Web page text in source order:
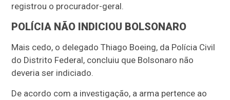
registrou o procurador-geral.
POLÍCIA NÃO INDICIOU BOLSONARO
Mais cedo, o delegado Thiago Boeing, da Polícia Civil
do Distrito Federal, concluiu que Bolsonaro não
deveria ser indiciado.
De acordo com a investigação, a arma pertence ao